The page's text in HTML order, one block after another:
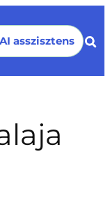
AI asszisztens